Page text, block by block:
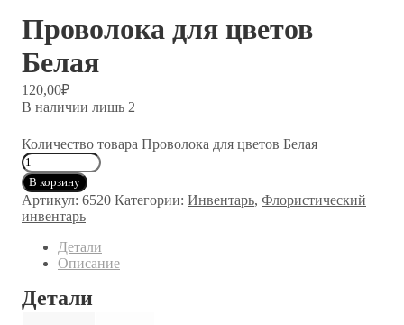
Проволока для цветов
Белая
120,00₽
В наличии лишь 2
Количество товара Проволока для цветов Белая
В корзину
Артикул: 6520 Категории: Инвентарь, Флористичес­кий
инвентарь
Детали
Описание
Детали